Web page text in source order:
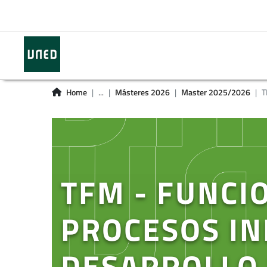
Home ... Másteres 2026 Master 2025/2026
TFM -
PROCESOS